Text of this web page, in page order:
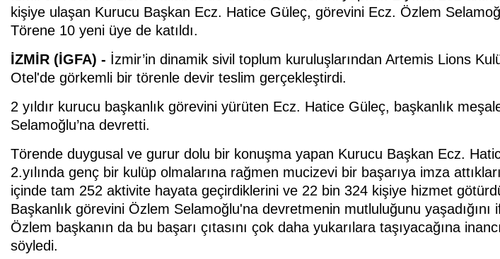
kişiye ulaşan Kurucu Başkan Ecz. Hatice Güleç, görevini Ecz. Özlem
Törene 10 yeni üye de katıldı.
İZMİR (İGFA) - İzmir’in dinamik sivil toplum kuruluşlarından Artemis Lions
Otel'de görkemli bir törenle devir teslim gerçekleştirdi.
2 yıldır kurucu başkanlık görevini yürüten Ecz. Hatice Güleç, başkanlık
Selamoğlu’na devretti.
Törende duygusal ve gurur dolu bir konuşma yapan Kurucu Başkan Ecz.
2.yılında genç bir kulüp olmalarına rağmen mucizevi bir başarıya imza
içinde tam 252 aktivite hayata geçirdiklerini ve 22 bin 324 kişiye hizmet
Başkanlık görevini Özlem Selamoğlu'na devretmenin mutluluğunu yaşadığını
Özlem başkanın da bu başarı çıtasını çok daha yukarılara taşıyacağına
söyledi.